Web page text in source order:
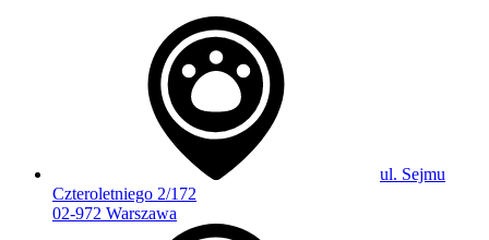
ul. Sejmu
Czteroletniego 2/172
02-972 Warszawa